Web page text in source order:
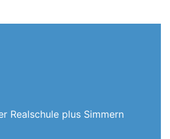
Realschule plus Simmern